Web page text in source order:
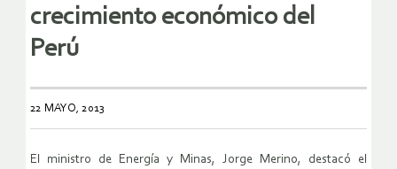
crecimiento económico del
Perú
22 MAYO, 2013
El ministro de Energía y Minas, Jorge Merino, destacó el